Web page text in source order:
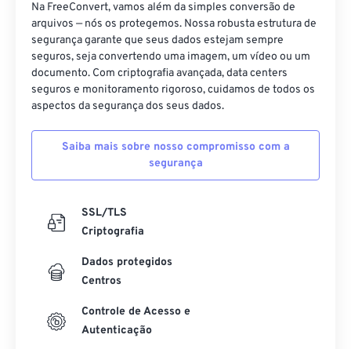
Na FreeConvert, vamos além da simples conversão de
arquivos — nós os protegemos. Nossa robusta estrutura de
segurança garante que seus dados estejam sempre
seguros, seja convertendo uma imagem, um vídeo ou um
documento. Com criptografia avançada, data centers
seguros e monitoramento rigoroso, cuidamos de todos os
aspectos da segurança dos seus dados.
Saiba mais sobre nosso compromisso com a
segurança
SSL/TLS
Criptografia
Dados protegidos
Centros
Controle de Acesso e
Autenticação